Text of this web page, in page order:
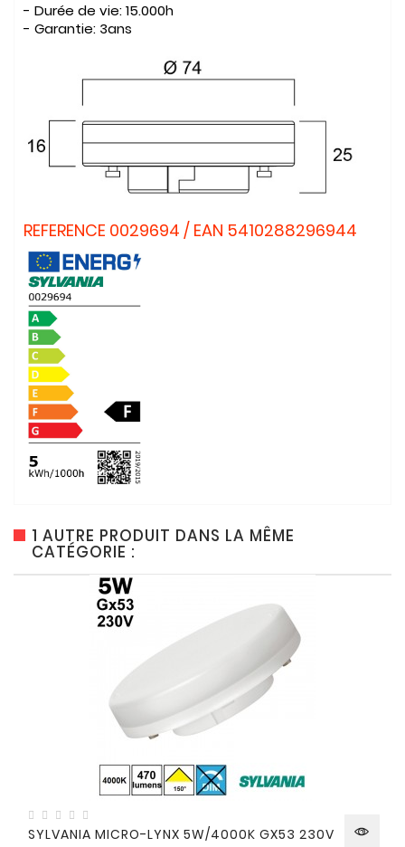
- Durée de vie:15.000h
- Garantie: 3ans
REFERENCE 0029694 / EAN 5410288296944
1 AUTRE PRODUIT DANS LA MÊME
CATÉGORIE :
SYLVANIA MICRO-LYNX 5W/4000K GX53 230V